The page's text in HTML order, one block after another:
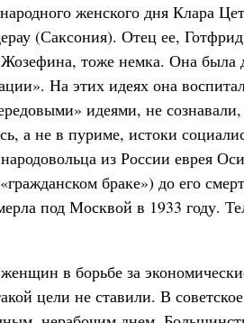
женского дня Клара
(Саксония). Отец ее,
тоже немка. Она была
На этих идеях она
идеями, не
а не в пуриме, истоки
из России еврея
браке») до его
под Москвой в 1933 году.
в борьбе за
цели не ставили. В